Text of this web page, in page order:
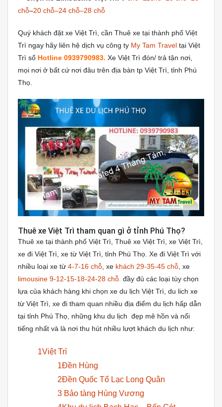
chỗ–20 chỗ–24 chỗ–28 chỗ
Quý khách đặt xe Việt Trì, cần Thuê xe tại thành phố Việt
Trì ngay hãy liên hệ dịch vụ công ty My Tam Travel tại Việt
Trì số Hotline 0939790983. Xe Việt Trì đón/ trả tận nơi,
mọi nơi ở bất cứ nơi đâu trên địa bàn tp Việt Trì, tỉnh Phú
Thọ.
Thuê xe Việt Trì tham quan gì ở tỉnh Phú Thọ?
Thuê xe tại thành phố Việt Trì, Thuê xe Việt Trì, xe Việt Trì,
xe đi Việt Trì, xe từ Việt Trì, tỉnh Phú Thọ. Xe đi Việt Trì với
nhiều loại xe từ 4-7-16 chỗ , xe khách 29-35-45 chỗ , xe
limousine 9-12-15-18-24-28 chỗ. đầy đủ các loại tùy chọn
lựa của khách hàng khi chọn xe du lịch Việt Trì, du lich xe
từ Việt Trì, xe đi tham quan nhiều địa điểm du lịch hấp dẫn
tại tỉnh Phú Thọ, những khu du lịch đẹp mê hồn và nổi
tiếng nhất và là nơi thu hút nhiều lượt khách du lịch như:
1Việt Trì
1Đền Hùng
2Đền Quốc Tổ Lạc Long Quân
3 Bảo tàng Hùng Vương